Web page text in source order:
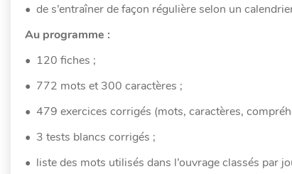
• de s’entraîner de façon régulière selon un
Au programme :
• 120 fiches ;
• 772 mots et 300 caractères ;
• 479 exercices corrigés (mots, caractères,
• 3 tests blancs corrigés ;
• liste des mots utilisés dans l’ouvrage classés par